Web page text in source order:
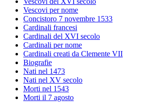
Vescovi per nome
Concistoro 7 novembre 1533
Cardinali francesi
Cardinali del XVI secolo
Cardinali per nome
Cardinali creati da Clemente VII
Biografie
Nati nel 1473
Nati nel XV secolo
Morti nel 1543
Morti il 7 agosto